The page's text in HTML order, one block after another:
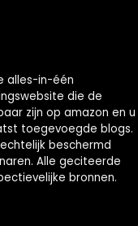
alles-in-één
die de
zijn op amazon en u
toegevoegde blogs.
beschermd
Alle geciteerde
bronnen.